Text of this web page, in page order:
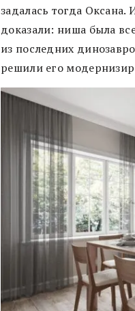
задалась тогда
доказали: ниша была
из последних
решили его